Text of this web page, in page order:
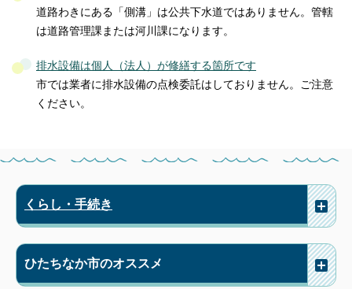
道路わきにある「側溝」は公共下水道ではありません。管轄
は道路管理課または河川課になります。
排水設備は個人（法人）が修繕する箇所です
市では業者に排水設備の点検委託はしておりません。ご注意
ください。
くらし・手続き
ひたちなか市のオススメ